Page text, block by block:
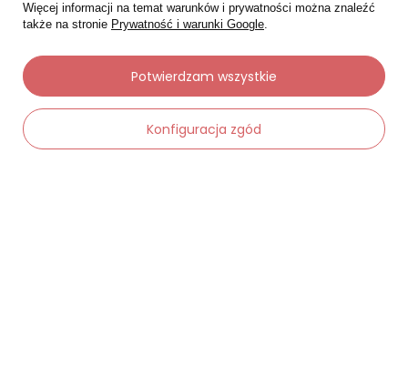
Moje zamówienia
Więcej informacji na temat warunków i prywatności można znaleźć
także na stronie Prywatność i warunki Google.
Konfiguracja zgód
Potwierdzam wszystkie